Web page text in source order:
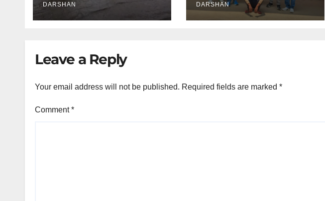
DARSHAN DARSHAN
Leave a Reply
Your email address will not be published. Required fields are marked *
Comment*